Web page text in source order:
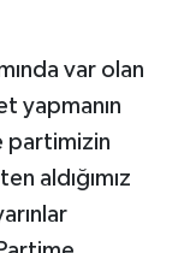
var olan
yapmanın
partimizin
aldığımız